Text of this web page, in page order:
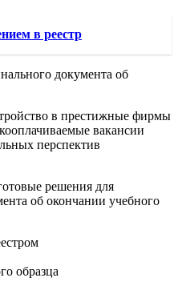
в реестр
документа об
в престижные фирмы
вакансии
перспектив
решения для
об окончании учебного
образца